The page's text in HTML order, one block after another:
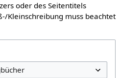
oder des Seitentitels
Kleinschreibung muss beachtet